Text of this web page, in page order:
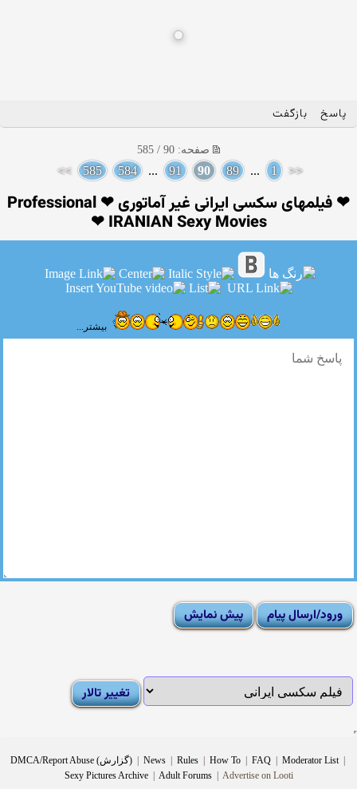
پاسخ بازگفت
صفحه: 90 / 585
<<
1
...
89
90
91
...
584
585
>>
❤ فیلمهای سکسی ایرانی غیر آماتوری ❤ Professional
IRANIAN Sexy Movies ❤
بیشتر...
DMCA/Report Abuse (گزارش) | News | Rules | How To | FAQ | Moderator List |
Sexy Pictures Archive | Adult Forums |Advertise on Looti